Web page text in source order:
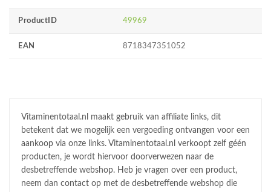
ProductID 49969
EAN 8718347351052
Vitaminentotaal.nl maakt gebruik van affiliate links, dit
betekent dat we mogelijk een vergoeding ontvangen voor een
aankoop via onze links. Vitaminentotaal.nl verkoopt zelf géén
producten, je wordt hiervoor doorverwezen naar de
desbetreffende webshop. Heb je vragen over een product,
neem dan contact op met de desbetreffende webshop die